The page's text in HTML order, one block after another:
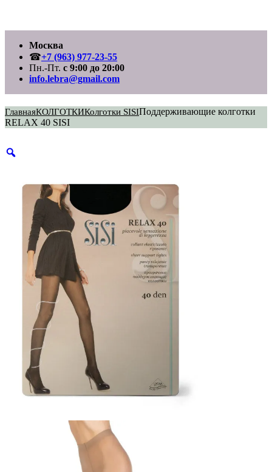
содержимому
Москва
☎+7 (963) 977-23-55
Пн.-Пт. с 9:00 до 20:00
info.lebra@gmail.com
ГлавнаяКОЛГОТКИКолготки SISIПоддерживающие колготки
RELAX 40 SISI